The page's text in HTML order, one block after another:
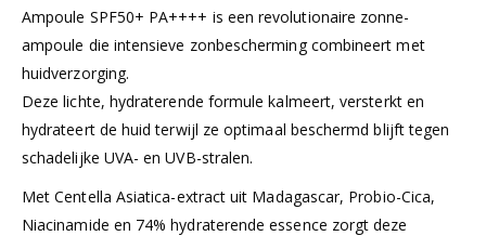
Ampoule SPF50+ PA++++ is een revolutionaire zonne-
ampoule die intensieve zonbescherming combineert met
huidverzorging.
Deze lichte, hydraterende formule kalmeert, versterkt en
hydrateert de huid terwijl ze optimaal beschermd blijft tegen
schadelijke UVA- en UVB-stralen.
Met Centella Asiatica-extract uit Madagascar, Probio-Cica,
Niacinamide en 74% hydraterende essence zorgt deze